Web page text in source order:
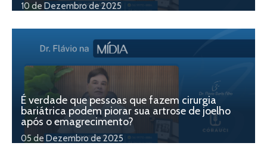
10 de Dezembro de 2025
É verdade que pessoas que fazem cirurgia
bariátrica podem piorar sua artrose de joelho
após o emagrecimento?
05 de Dezembro de 2025